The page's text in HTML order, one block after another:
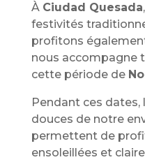
À Ciudad Quesada
festivités
profitons
nous accompagne
cette période de
Pendant ces
douces de notre
permettent de
ensoleillées et